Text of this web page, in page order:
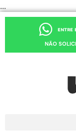
...
ENTRE
NÃO